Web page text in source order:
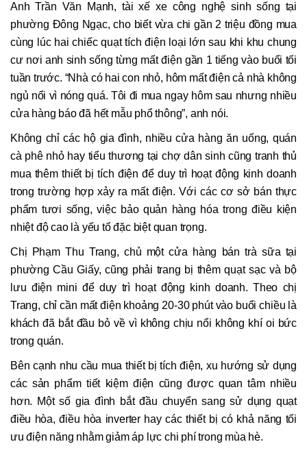
Anh Trần Văn Mạnh, tài xế xe công nghệ sinh sống tại
phường Đông Ngạc, cho biết vừa chi gần 2 triệu đồng mua
cùng lúc hai chiếc quạt tích điện loại lớn sau khi khu chung
cư nơi anh sinh sống từng mất điện gần 1 tiếng vào buổi tối
tuần trước. “Nhà có hai con nhỏ, hôm mất điện cả nhà không
ngủ nổi vì nóng quá. Tôi đi mua ngay hôm sau nhưng nhiều
cửa hàng báo đã hết mẫu phổ thông”, anh nói.
Không chỉ các hộ gia đình, nhiều cửa hàng ăn uống, quán
cà phê nhỏ hay tiểu thương tại chợ dân sinh cũng tranh thủ
mua thêm thiết bị tích điện để duy trì hoạt động kinh doanh
trong trường hợp xảy ra mất điện. Với các cơ sở bán thực
phẩm tươi sống, việc bảo quản hàng hóa trong điều kiện
nhiệt độ cao là yếu tố đặc biệt quan trọng.
Chị Phạm Thu Trang, chủ một cửa hàng bán trà sữa tại
phường Cầu Giấy, cũng phải trang bị thêm quạt sạc và bộ
lưu điện mini để duy trì hoạt động kinh doanh. Theo chị
Trang, chỉ cần mất điện khoảng 20-30 phút vào buổi chiều là
khách đã bắt đầu bỏ về vì không chịu nổi không khí oi bức
trong quán.
Bên cạnh nhu cầu mua thiết bị tích điện, xu hướng sử dụng
các sản phẩm tiết kiệm điện cũng được quan tâm nhiều
hơn. Một số gia đình bắt đầu chuyển sang sử dụng quạt
điều hòa, điều hòa inverter hay các thiết bị có khả năng tối
ưu điện năng nhằm giảm áp lực chi phí trong mùa hè.